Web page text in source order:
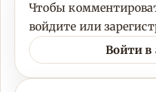
Чтобы
войдите или
Войти в